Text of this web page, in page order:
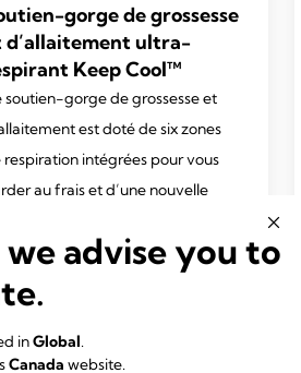
gorge de grossesse
d’allaitement ultra-
Keep Cool™
soutien-gorge de grossesse et
est doté de six zones
respiration intégrées pour vous
au frais et d’une nouvelle
aider à équilibrer la
de votre corps tout en
assurant soutien et confort.
advise you to
inGlobal.
Canada website.